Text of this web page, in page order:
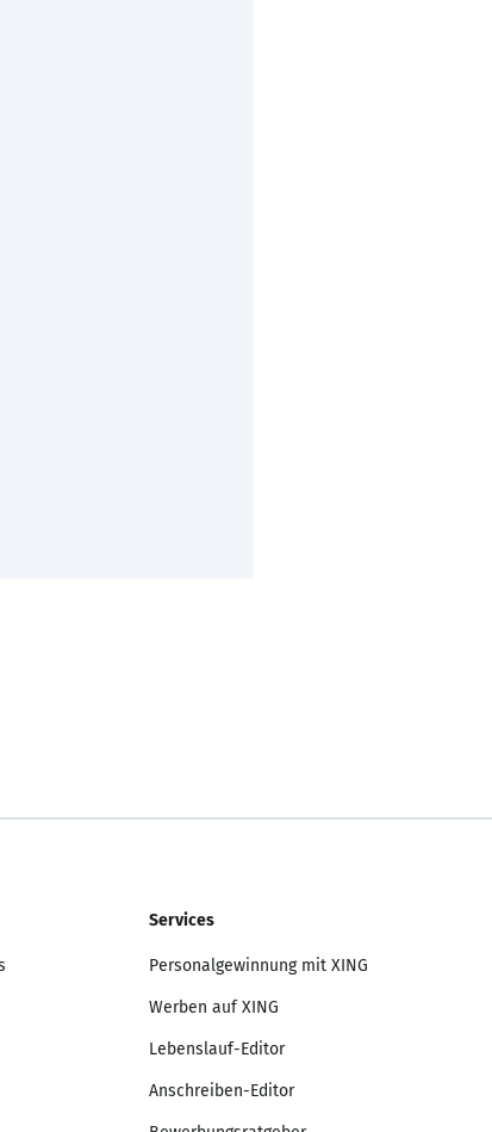
Services
Personalgewinnung mit XING
Werben auf XING
Lebenslauf-Editor
Anschreiben-Editor